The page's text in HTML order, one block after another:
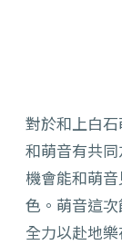
對於和上白
和萌音有共
機會能和萌
色。萌音這
全力以赴地